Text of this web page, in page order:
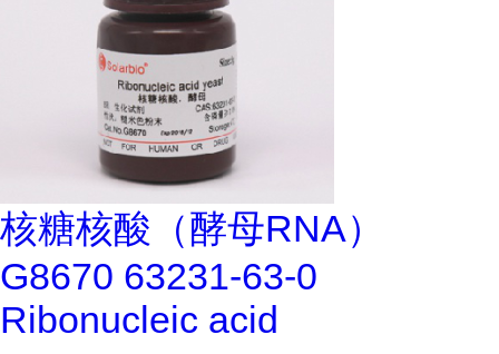
核糖核酸（酵母RNA）
G8670 63231-63-0
Ribonucleic acid